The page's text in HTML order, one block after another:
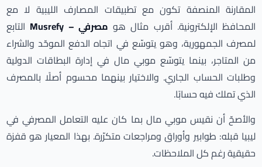
المقارنة المنصفة تكون مع تطبيقات المصارف الليبية لا مع
المحافظ الإلكترونية. أقرب مثال هو مصرفي – Musrefy
التابع
لمصرف الجمهورية، وهو يتوسّع في اتجاه الدفع الموحّد والشراء
من المتاجر، بينما يتوسّع موبي مال في إدارة البطاقات الدولية
وطلبات الحساب الجاري. والاختيار بينهما محسوم أصلًا بالمصرف
الذي تملك فيه حسابًا.
والأصحّ أن نقيس موبي مال بما كان عليه التعامل المصرفي في
ليبيا قبله: طوابير وأوراق ومراجعات متكرّرة. بهذا المعيار هو قفزة
حقيقية رغم كل الملاحظات.